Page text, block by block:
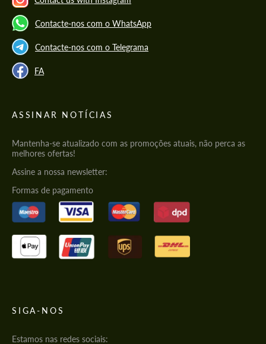
Contacte-nos com o WhatsApp
Contacte-nos com o Telegrama
FA
ASSINAR NOTÍCIAS
Mantenha-se atualizado com as promoções atuais, não perca as
melhores ofertas!
Assine a nossa newsletter:
Formas de pagamento
SIGA-NOS
Estamos nas redes sociais: